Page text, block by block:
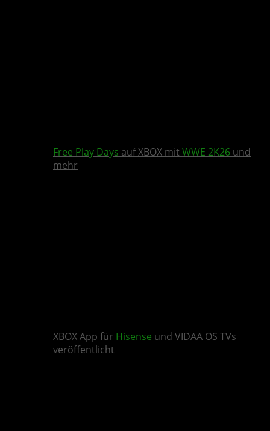
Free Play Days auf XBOX mit WWE 2K26 und
mehr
XBOX App für Hisense und VIDAA OS TVs
veröffentlicht